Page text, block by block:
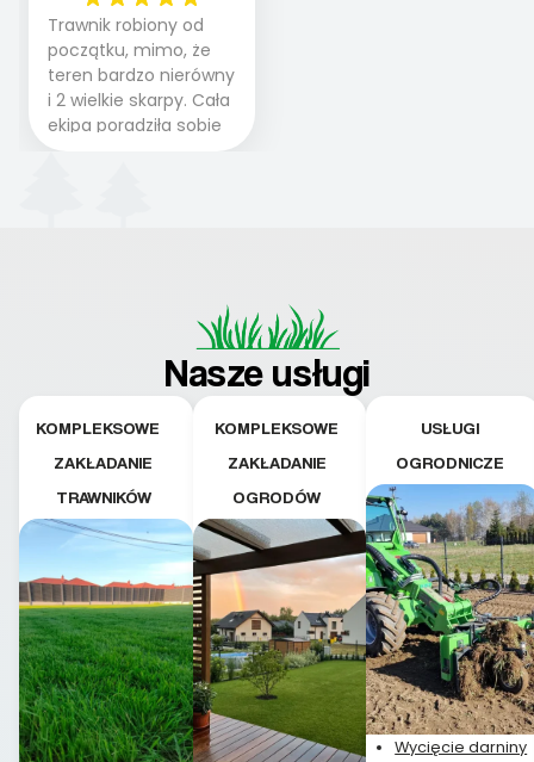
Trawnik robiony od
początku, mimo, że
teren bardzo nierówny
i 2 wielkie skarpy. Cała
ekipa poradziła sobie
WSPANIALE od
pielęgnacji trawnika
teraz i na późniejszym
etapie jest dużym
plusem. Teraz razem
z dzieckiem i małym
pięknym trawnikiem :)
A trawa robi efekt
WOW. Polecam firmę
Nasze usługi
KOMPLEKSOWE
ZAKŁADANIE
TRAWNIKÓW
KOMPLEKSOWE
ZAKŁADANIE
OGRODÓW
USŁUGI
OGRODNICZE
Wycięcie darniny